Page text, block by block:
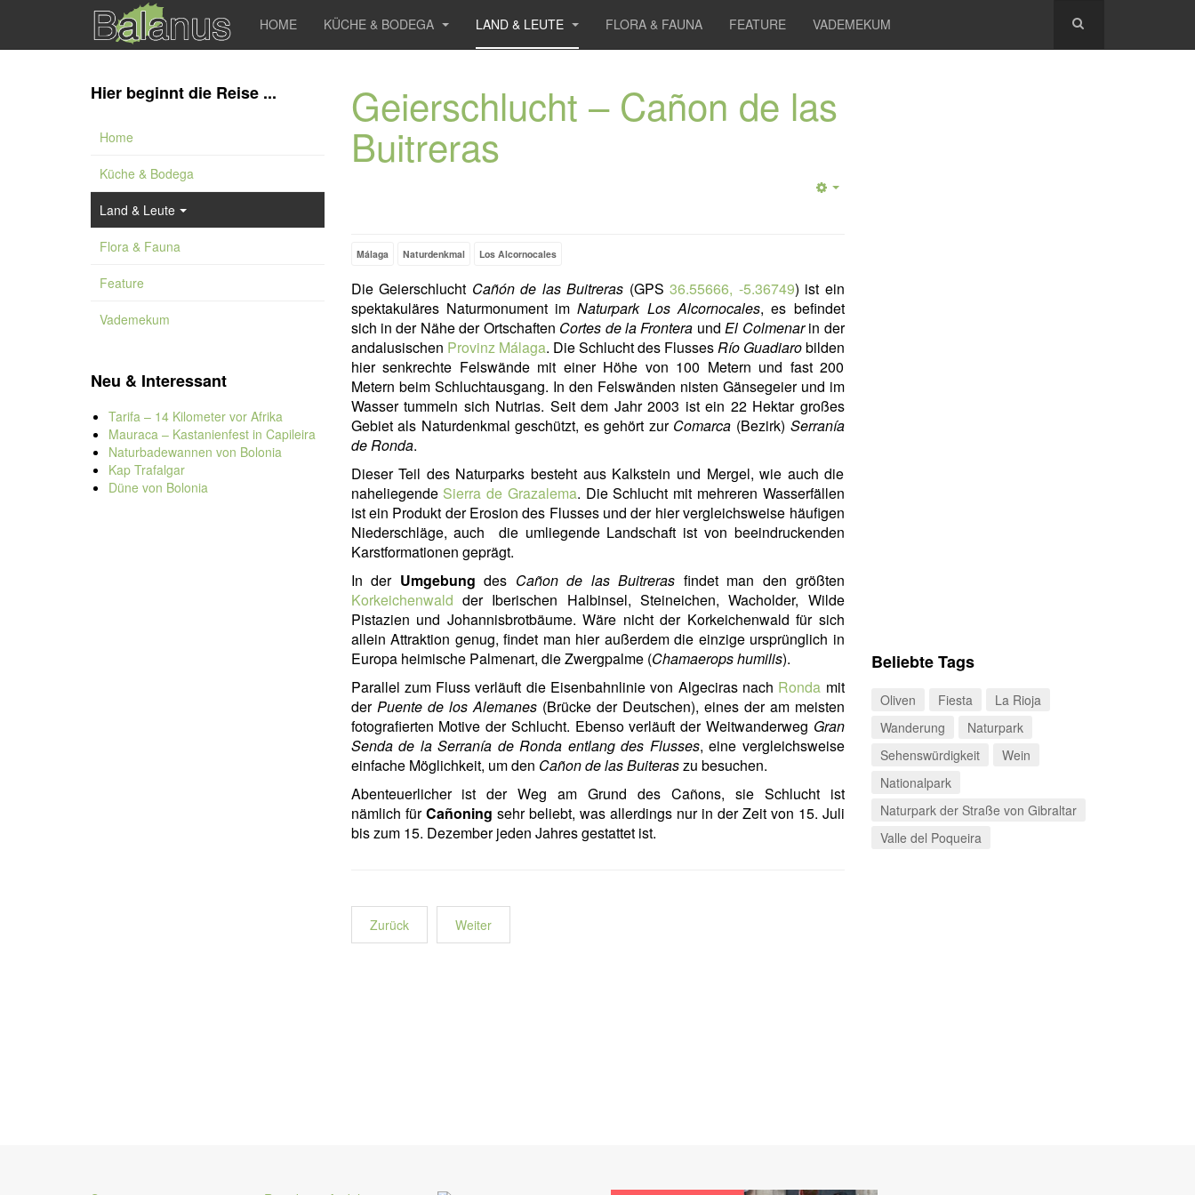
HOME KÜCHE & BODEGA LAND & LEUTE FLORA & FAUNA FEATURE VADEMEKUM
Geierschlucht – Cañon de las
Buitreras
Málaga Naturdenkmal Los Alcornocales
Die Geierschlucht Cañón de las Buitreras (GPS 36.55666, -5.36749) ist ein
spektakuläres Naturmonument imNaturpark Los Alcornocales, es befindet
sich in der Nähe der Ortschaften Cortes de la Frontera undEl Colmenarin der
andalusischen Provinz Málaga. Die Schlucht des FlussesRío Guadiarobilden
hier senkrechte Felswände mit einer Höhe von 100 Metern und fast 200
Metern beim Schluchtausgang. In den Felswänden nisten Gänsegeier und im
Wasser tummeln sich Nutrias. Seit dem Jahr 2003 ist ein 22 Hektar großes
Gebiet als Naturdenkmal geschützt, es gehört zur Comarca (Bezirk) Serranía
de Ronda.
Dieser Teil des Naturparks besteht aus Kalkstein und Mergel, wie auch die
naheliegende Sierra de Grazalema. Die Schlucht mit mehreren Wasserfällen
ist ein Produkt der Erosion des Flusses und der hier vergleichsweise häufigen
Niederschläge, auch die umliegende Landschaft ist von beeindruckenden
Karstformationen geprägt.
In der Umgebung des Cañon de las Buitreras findet man den größten
Korkeichenwald der Iberischen Halbinsel, Steineichen, Wacholder, Wilde
Pistazien und Johannisbrotbäume. Wäre nicht der Korkeichenwald für sich
allein Attraktion genug, findet man hier außerdem die einzige ursprünglich in
Europa heimische Palmenart, die Zwergpalme (Chamaerops humilis).
Parallel zum Fluss verläuft die Eisenbahnlinie von Algeciras nach Ronda mit
der Puente de los Alemanes(Brücke der Deutschen), eines der am meisten
fotografierten Motive der Schlucht. Ebenso verläuft der Weitwanderweg Gran
Senda de la Serranía de Ronda entlang des Flusses, eine vergleichsweise
einfache Möglichkeit, um den Cañon de las Buiteraszu besuchen.
Abenteuerlicher ist der Weg am Grund des Cañons, sie Schlucht ist
nämlich fürCañoning sehr beliebt, was allerdings nur in der Zeit von 15. Juli
bis zum 15. Dezember jeden Jahres gestattet ist.
Zurück Weiter
Hier beginnt die Reise ...
Home
Küche & Bodega
Land & Leute
Flora & Fauna
Feature
Vademekum
Neu & Interessant
Tarifa – 14 Kilometer vor Afrika
Mauraca – Kastanienfest in Capileira
Naturbadewannen von Bolonia
Kap Trafalgar
Düne von Bolonia
Beliebte Tags
Oliven Fiesta
La Rioja
Wanderung
Naturpark
Sehenswürdigkeit
Wein
Nationalpark
Naturpark der Straße von Gibraltar
Valle del Poqueira